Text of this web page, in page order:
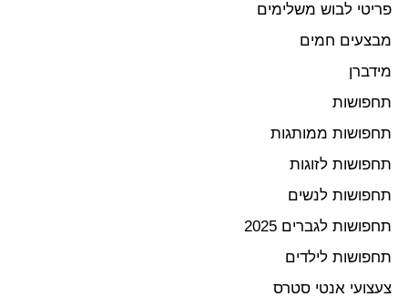
פריטי לבוש משלימים
מבצעים חמים
מידברן
תחפושות
תחפושות ממותגות
תחפושות לזוגות
תחפושות לנשים
תחפושות לגברים 2025
תחפושות לילדים
צעצועי אנטי סטרס